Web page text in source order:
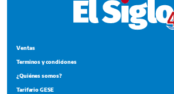
Ventas
Terminos y condiciones
¿Quiénes somos?
Tarifario GESE